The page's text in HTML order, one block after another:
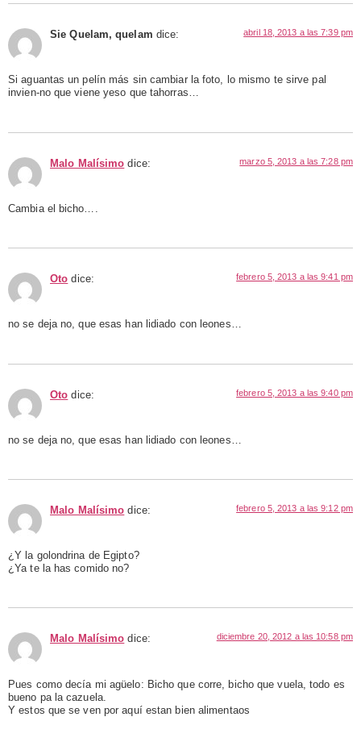
Sie Quelam, quelam dice: abril 18, 2013 a las 7:39 pm
Si aguantas un pelín más sin cambiar la foto, lo mismo te sirve pal
invien-no que viene yeso que tahorras…
Malo Malísimo dice: marzo 5, 2013 a las 7:28 pm
Cambia el bicho….
Oto dice: febrero 5, 2013 a las 9:41 pm
no se deja no, que esas han lidiado con leones…
Oto dice: febrero 5, 2013 a las 9:40 pm
no se deja no, que esas han lidiado con leones…
Malo Malísimo dice: febrero 5, 2013 a las 9:12 pm
¿Y la golondrina de Egipto?
¿Ya te la has comido no?
Malo Malísimo dice: diciembre 20, 2012 a las 10:58 pm
Pues como decía mi agüelo: Bicho que corre, bicho que vuela, todo es
bueno pa la cazuela.
Y estos que se ven por aquí estan bien alimentaos